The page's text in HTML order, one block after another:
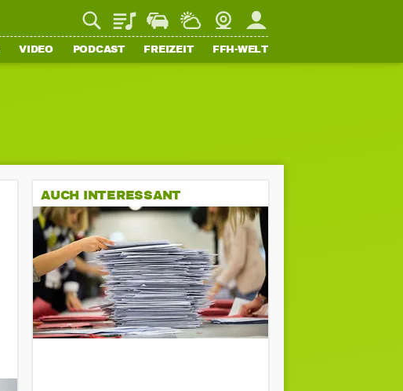
PlaylistStaupilotWetterWebcamMein FFH
VIDEO PODCAST FREIZEIT FFH-WELT
AUCH INTERESSANT